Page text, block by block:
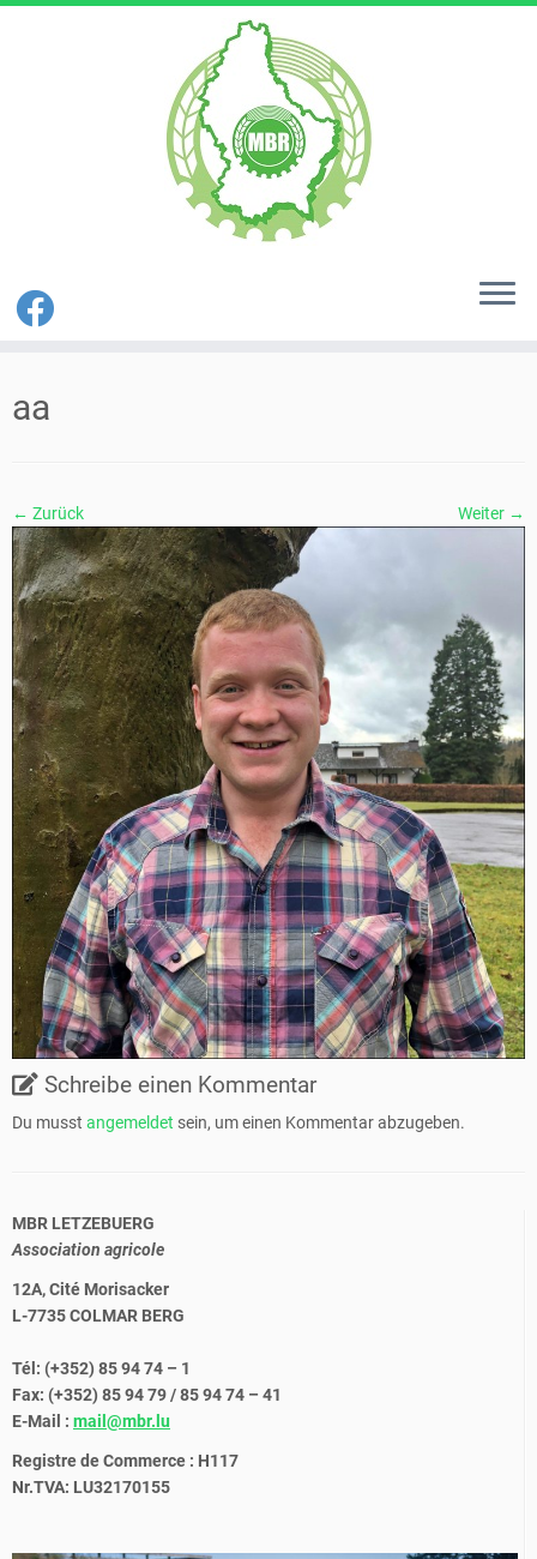
springen
aa
← Zurück Weiter →
Schreibe einen Kommentar
Du musst angemeldet sein, um einen Kommentar abzugeben.
MBR LETZEBUERG
Association agricole
12A, Cité Morisacker
L-7735 COLMAR BERG
Tél: (+352) 85 94 74 – 1
Fax: (+352) 85 94 79 / 85 94 74 – 41
E-Mail : mail@mbr.lu
Registre de Commerce : H117
Nr.TVA: LU32170155